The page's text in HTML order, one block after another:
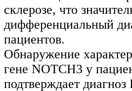
склерозе, что
дифференциальный
пациентов.
Обнаружение
гене NOTCH3 у
подтверждает